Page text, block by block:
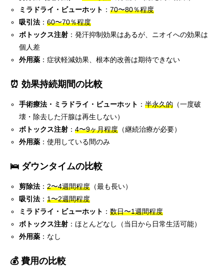
ミラドライ・ビューホット ：70〜80％程度
吸引法 ：60〜70％程度
ボトックス注射 ：発汗抑制効果はあるが、ニオイへの効果は
個人差
外用薬 ：症状軽減効果、根本的改善は期待できない
⏰ 効果持続期間の比較
手術療法・ミラドライ・ビューホット ：半永久的 （一度破
壊・除去した汗腺は再生しない）
ボトックス注射 ：4〜9ヶ月程度 （継続治療が必要）
外用薬 ：使用している間のみ
🛌 ダウンタイムの比較
剪除法 ：2〜4週間程度 （最も長い）
吸引法 ：1〜2週間程度
ミラドライ・ビューホット ：数日〜1週間程度
ボトックス注射 ：ほとんどなし（当日から日常生活可能）
外用薬 ：なし
💰 費用の比較